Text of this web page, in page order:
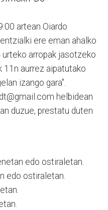
artean Oiardo
ere eman ahalko
urteko arropak jasotzeko
11n aurrez aipatutako
izango gara".
helbidean
duzue, prestatu duten
edo ostiraletan.
edo ostiraletan.